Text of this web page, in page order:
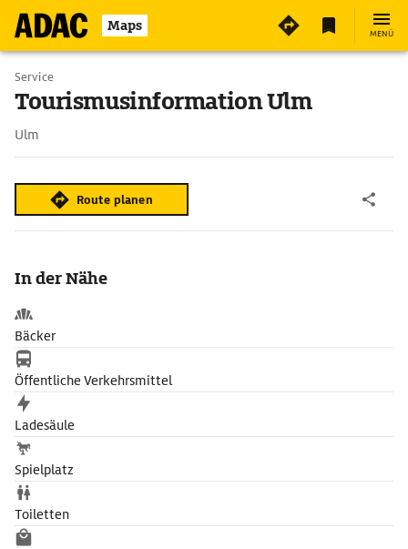
Maps MENÜ
Service
Tourismusinformation Ulm
Ulm
Route planen
In der Nähe
Bäcker
Öffentliche Verkehrsmittel
Ladesäule
Spielplatz
Toiletten